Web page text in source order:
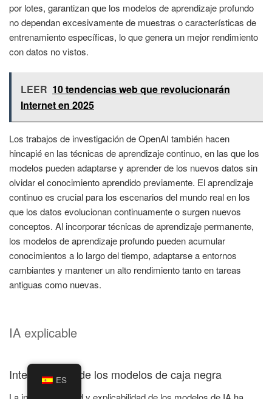
por lotes, garantizan que los modelos de aprendizaje profundo
no dependan excesivamente de muestras o características de
entrenamiento específicas, lo que genera un mejor rendimiento
con datos no vistos.
LEER 10 tendencias web que revolucionarán
Internet en 2025
Los trabajos de investigación de OpenAI también hacen
hincapié en las técnicas de aprendizaje continuo, en las que los
modelos pueden adaptarse y aprender de los nuevos datos sin
olvidar el conocimiento aprendido previamente. El aprendizaje
continuo es crucial para los escenarios del mundo real en los
que los datos evolucionan continuamente o surgen nuevos
conceptos. Al incorporar técnicas de aprendizaje permanente,
los modelos de aprendizaje profundo pueden acumular
conocimientos a lo largo del tiempo, adaptarse a entornos
cambiantes y mantener un alto rendimiento tanto en tareas
antiguas como nuevas.
IA explicable
Interpretación de los modelos de caja negra
ES